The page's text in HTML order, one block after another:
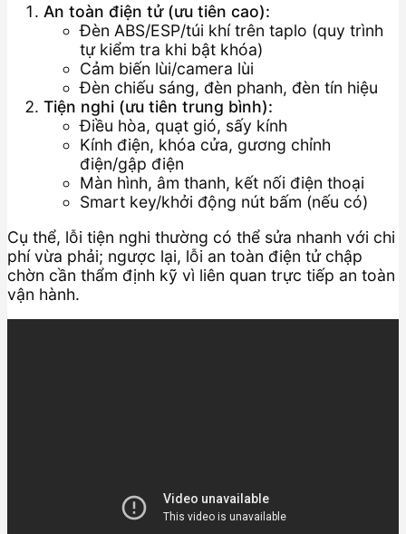
An toàn điện tử (ưu tiên cao):
Đèn ABS/ESP/túi khí trên taplo (quy trình
tự kiểm tra khi bật khóa)
Cảm biến lùi/camera lùi
Đèn chiếu sáng, đèn phanh, đèn tín hiệu
Tiện nghi (ưu tiên trung bình):
Điều hòa, quạt gió, sấy kính
Kính điện, khóa cửa, gương chỉnh
điện/gập điện
Màn hình, âm thanh, kết nối điện thoại
Smart key/khởi động nút bấm (nếu có)
Cụ thể, lỗi tiện nghi thường có thể sửa nhanh với chi
phí vừa phải; ngược lại, lỗi an toàn điện tử chập
chờn cần thẩm định kỹ vì liên quan trực tiếp an toàn
vận hành.